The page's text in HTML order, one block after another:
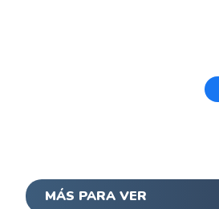
MÁS PARA VER